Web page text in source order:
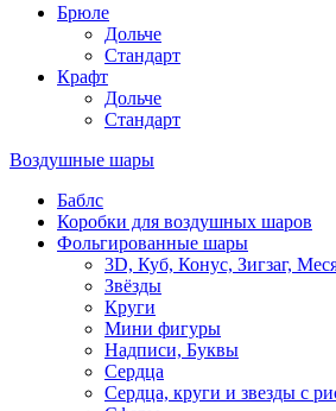
Брюле
Дольче
Стандарт
Крафт
Дольче
Стандарт
Воздушные шары
Баблс
Коробки для воздушных шаров
Фольгированные шары
3D, Куб, Конус, Зигзаг,
Звёзды
Круги
Мини фигуры
Надписи, Буквы
Сердца
Сердца, круги и звезды с